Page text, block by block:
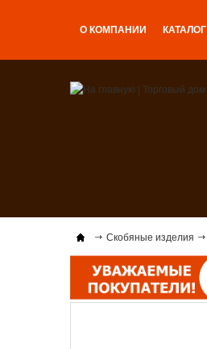
О КОМПАНИИ КАТАЛОГ
Скобяные изделия